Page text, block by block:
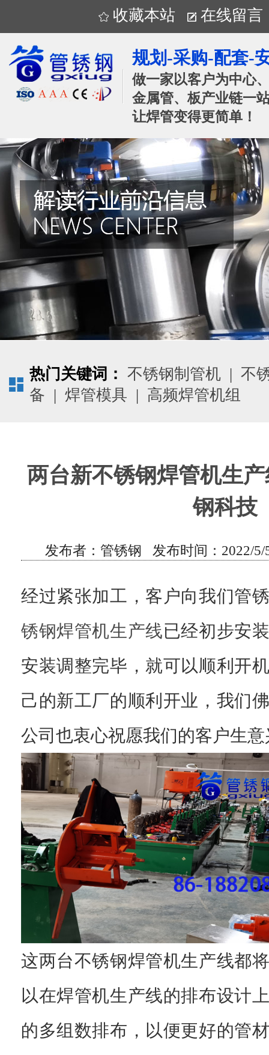
收藏本站 在线留言
规划-采购-配套-
做一家以客户为中心
金属管、板产业链一
让焊管变得更简单！
热门关键词： 不锈钢制管机 | 不
备 | 焊管模具 | 高频焊管机组
两台新不锈钢焊管机生
钢科技
发布者：管锈钢 发布时间：2022/
经过紧张加工，客户向我们管
锈钢焊管机生产线已经初步安
安装调整完毕，就可以顺利开
己的新工厂的顺利开业，我们
公司也衷心祝愿我们的客户生
这两台不锈钢焊管机生产线都
以在焊管机生产线的排布设计
的多组数排布，以便更好的管